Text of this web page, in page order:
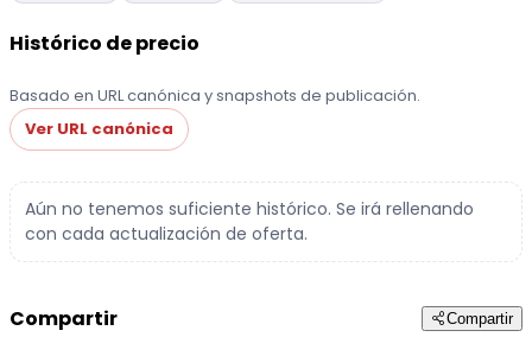
Histórico de precio
Basado en URL canónica y snapshots de publicación.
Ver URL canónica
Aún no tenemos suficiente histórico. Se irá rellenando
con cada actualización de oferta.
Compartir Compartir